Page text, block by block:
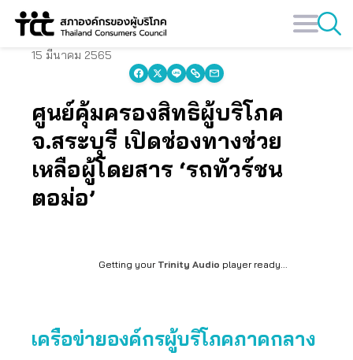
Skip
15 มีนาคม 2565
ศูนย์คุ้มครองสิทธิผู้บริโภค
จ.สระบุรี เปิดช่องทางช่วย
เหลือผู้โดยสาร ‘รถทัวร์ชน
ตอม่อ’
Getting your Trinity Audio player ready...
เครือข่ายองค์กรผู้บริโภคภาคกลาง